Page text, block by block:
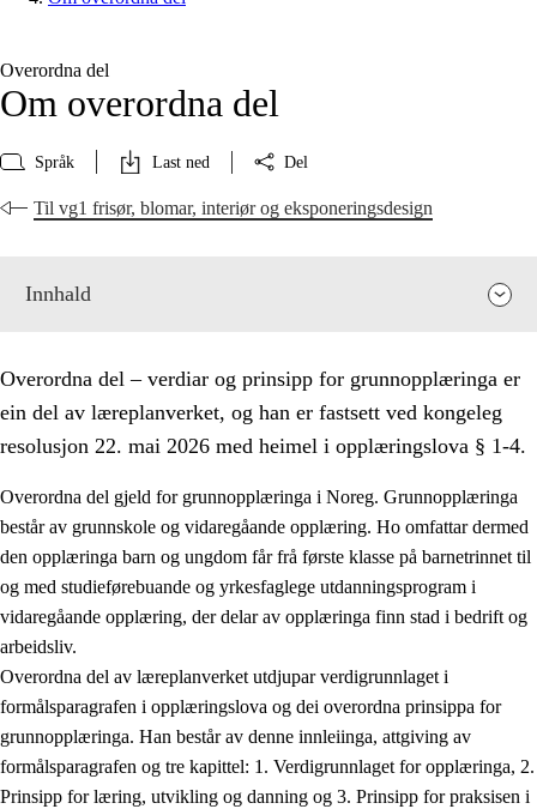
Overordna del
Om overordna del
Språk Last ned Del
Til vg1 frisør, blomar, interiør og eksponeringsdesign
Innhald
Overordna del – verdiar og prinsipp for grunnopplæringa er
ein del av læreplanverket, og han er fastsett ved kongeleg
resolusjon 22. mai 2026 med heimel i opplæringslova § 1-4.
Overordna del gjeld for grunnopplæringa i Noreg. Grunnopplæringa
består av grunnskole og vidaregåande opplæring. Ho omfattar dermed
den opplæringa barn og ungdom får frå første klasse på barnetrinnet til
og med studieførebuande og yrkesfaglege utdanningsprogram i
vidaregåande opplæring, der delar av opplæringa finn stad i bedrift og
arbeidsliv.
Overordna del av læreplanverket utdjupar verdigrunnlaget i
formålsparagrafen i opplæringslova og dei overordna prinsippa for
grunnopplæringa. Han består av denne innleiinga, attgiving av
formålsparagrafen og tre kapittel: 1. Verdigrunnlaget for opplæringa, 2.
Prinsipp for læring, utvikling og danning og 3. Prinsipp for praksisen i